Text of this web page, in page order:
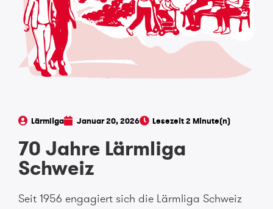
Lärmliga Januar 20, 2026
70 Jahre Lärmliga
Schweiz
Seit 1956 engagiert sich die Lärmliga Schweiz